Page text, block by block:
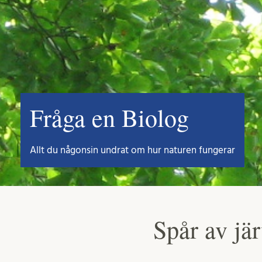
Fråga en Biolog
Allt du någonsin undrat om hur naturen fungerar
Spår av